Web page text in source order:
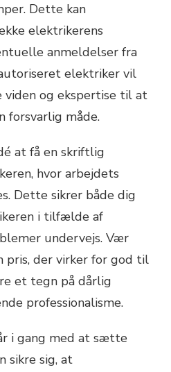
Dette kan
elektrikerens
anmeldelser fra
elektriker vil
viden og ekspertise til at
forsvarlig måde.
at få en skriftlig
hvor arbejdets
Dette sikrer både dig
i tilfælde af
undervejs. Vær
pris, der virker for god til
et tegn på dårlig
professionalisme.
i gang med at sætte
sikre sig, at